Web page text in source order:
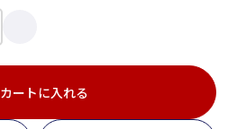
カートに入れる